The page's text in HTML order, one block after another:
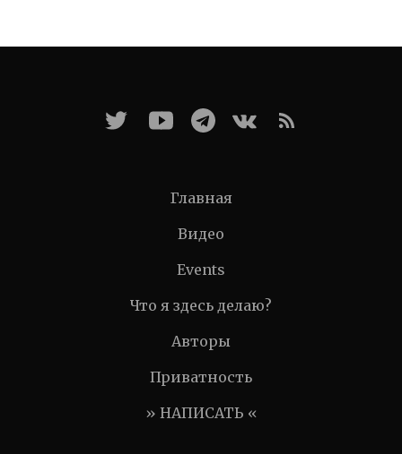
Главная
Видео
Events
Что я здесь делаю?
Авторы
Приватность
» НАПИСАТЬ «